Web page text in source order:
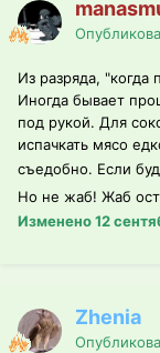
Из разряда, "когда
Иногда бывает
под рукой. Для
испачкать мясо
съедобно. Если
Но не жаб! Жаб
Изменено12
Zhenia